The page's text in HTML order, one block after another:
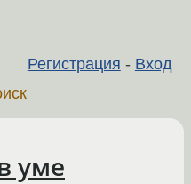
Регистрация - Вход
уме